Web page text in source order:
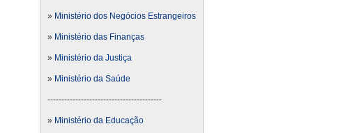
» Ministério dos Negócios Estrangeiros
» Ministério das Finanças
» Ministério da Justiça
» Ministério da Saúde
-----------------------------------------
» Ministério da Educação